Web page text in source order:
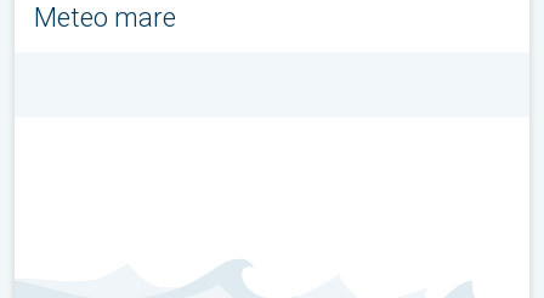
Meteo mare